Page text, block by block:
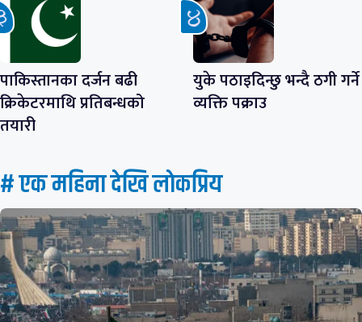
पाकिस्तानका दर्जन बढी
क्रिकेटरमाथि प्रतिबन्धको
तयारी
युके पठाइदिन्छु भन्दै ठगी गर्ने
व्यक्ति पक्राउ
# एक महिना देखि लाेकप्रिय